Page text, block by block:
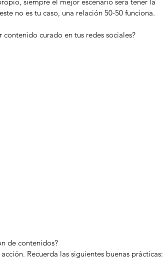
no es tu caso, una relación 50-50 funciona.
curado en tus redes sociales?
de contenidos?
Recuerda las siguientes buenas prácticas: